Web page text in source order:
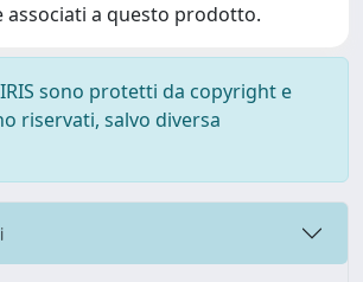
associati a questo prodotto.
sono protetti da copyright e
riservati, salvo diversa